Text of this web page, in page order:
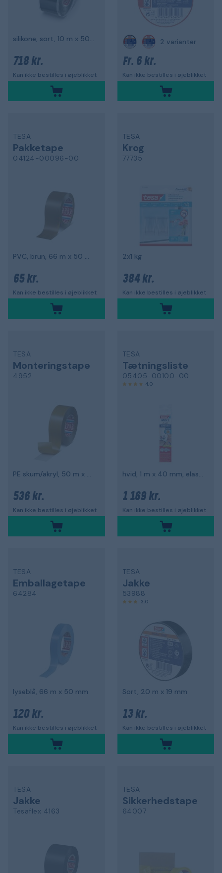
silikone, sort, 10 m x 50 mm
718 kr.
Kan ikke bestilles i øjeblikket
2 varianter
Fr. 6 kr.
Kan ikke bestilles i øjeblikket
TESA
Pakketape
04124-00096-00
PVC, brun, 66 m x 50 mm
65 kr.
Kan ikke bestilles i øjeblikket
TESA
Krog
77735
2x1 kg
384 kr.
Kan ikke bestilles i øjeblikket
TESA
Monteringstape
4952
PE skum/akryl, 50 m x 50 mm
536 kr.
Kan ikke bestilles i øjeblikket
TESA
Tætningsliste
05405-00100-00
4,0
hvid, 1 m x 40 mm, elastisk
1 169 kr.
Kan ikke bestilles i øjeblikket
TESA
Emballagetape
64284
lyseblå, 66 m x 50 mm
120 kr.
Kan ikke bestilles i øjeblikket
TESA
Jakke
53988
3,0
Sort, 20 m x 19 mm
13 kr.
Kan ikke bestilles i øjeblikket
TESA
Jakke
Tesaflex 4163
TESA
Sikkerhedstape
64007